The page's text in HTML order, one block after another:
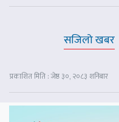
सजिलो खबर
प्रकाशित मिति : जेष्ठ ३०, २०८३ शनिबार